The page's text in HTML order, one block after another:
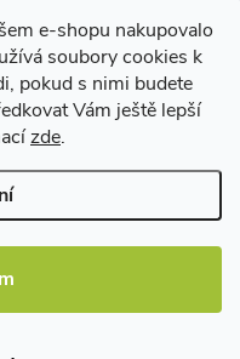
e-shopu nakupovalo
soubory cookies k
pokud s nimi budete
Vám ještě lepší
zde.